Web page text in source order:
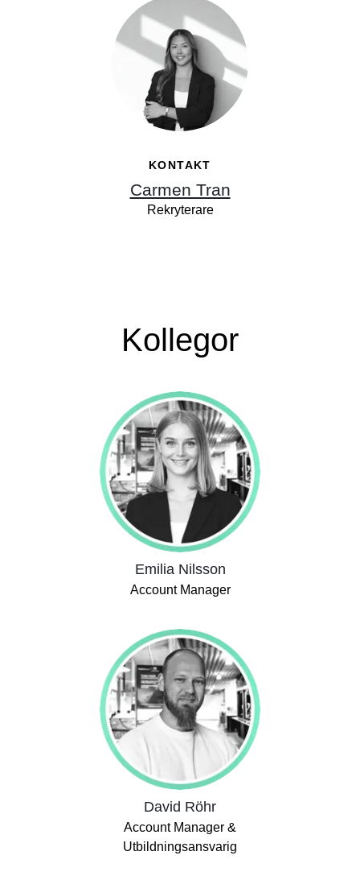
KONTAKT
Carmen Tran
Rekryterare
Kollegor
Emilia Nilsson
Account Manager
David Röhr
Account Manager &
Utbildningsansvarig